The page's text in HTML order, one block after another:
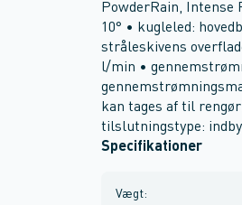
PowderRain, Intense
10° • kugleled:
stråleskivens
l/min •
kan tages af til
tilslutningstype:
Specifikationer
Vægt: